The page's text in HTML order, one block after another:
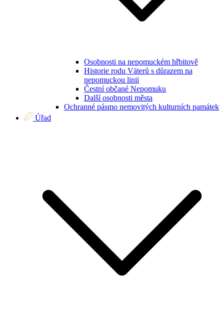
Osobnosti na nepomuckém hřbitově
Historie rodu Väterů s důrazem na
nepomuckou linii
Čestní občané Nepomuku
Další osobnosti města
Ochranné pásmo nemovitých kulturních památek
Úřad